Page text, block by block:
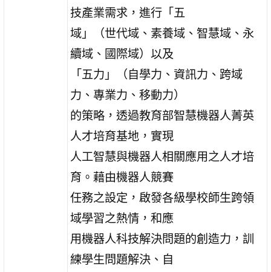
技產業需求，進行「五
域」（世代域、素養域、智慧域、永
續域、國際域）以及
「五力」（自學力、資訊力、跨域
力、專業力、移動力）
的策略，透過教育部智慧機器人菁英
人才培育基地，實現
人工智慧與機器人相關應用之人才培
育。藉由機器人競賽
任務之設定，啟發各級學校師生跨領
域學習之熱情，和應
用機器人科技解決問題的創造力，訓
練學生問題解決、自